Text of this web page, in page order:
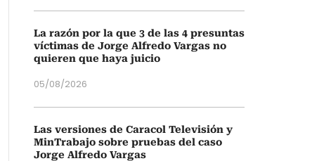
La razón por la que 3 de las 4 presuntas
víctimas de Jorge Alfredo Vargas no
quieren que haya juicio
05/08/2026
Las versiones de Caracol Televisión y
MinTrabajo sobre pruebas del caso
Jorge Alfredo Vargas